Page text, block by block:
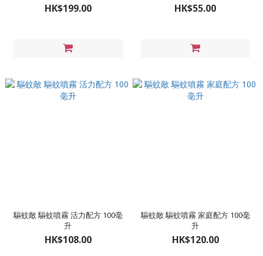
HK$199.00 HK$55.00
驅蚊敵 驅蚊噴霧 活力配方 100毫
升
HK$108.00
驅蚊敵 驅蚊噴霧 家庭配方 100毫
升
HK$120.00